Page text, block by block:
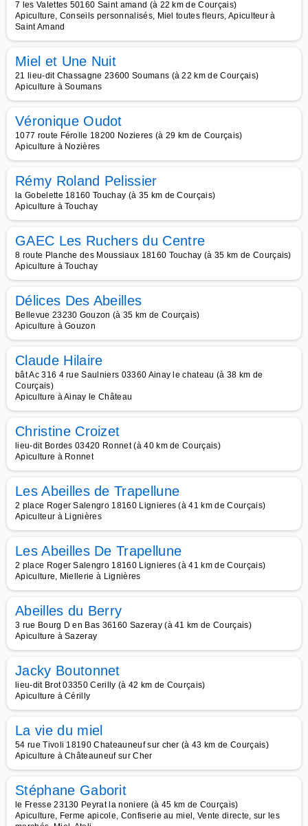
7 les Valettes 50160 Saint amand (à 22 km de Courçais)
Apiculture, Conseils personnalisés, Miel toutes fleurs, Apiculteur à
Saint Amand
Miel et Une Nuit
21 lieu-dit Chassagne 23600 Soumans (à 22 km de Courçais)
Apiculture à Soumans
Véronique Oudot
1077 route Férolle 18200 Nozieres (à 29 km de Courçais)
Apiculture à Nozières
Rémy Roland Pelissier
la Gobelette 18160 Touchay (à 35 km de Courçais)
Apiculture à Touchay
GAEC Les Ruchers du Centre
8 route Planche des Moussiaux 18160 Touchay (à 35 km de Courçais)
Apiculture à Touchay
Délices Des Abeilles
Bellevue 23230 Gouzon (à 35 km de Courçais)
Apiculture à Gouzon
Claude Hilaire
bât Ac 316 4 rue Saulniers 03360 Ainay le chateau (à 38 km de
Courçais)
Apiculture à Ainay le Château
Christine Croizet
lieu-dit Bordes 03420 Ronnet (à 40 km de Courçais)
Apiculture à Ronnet
Les Abeilles de Trapellune
2 place Roger Salengro 18160 Lignieres (à 41 km de Courçais)
Apiculteur à Lignières
Les Abeilles De Trapellune
2 place Roger Salengro 18160 Lignieres (à 41 km de Courçais)
Apiculture, Miellerie à Lignières
Abeilles du Berry
3 rue Bourg D en Bas 36160 Sazeray (à 41 km de Courçais)
Apiculture à Sazeray
Jacky Boutonnet
lieu-dit Brot 03350 Cerilly (à 42 km de Courçais)
Apiculture à Cérilly
La vie du miel
54 rue Tivoli 18190 Chateauneuf sur cher (à 43 km de Courçais)
Apiculture à Châteauneuf sur Cher
Stéphane Gaborit
le Fresse 23130 Peyrat la noniere (à 45 km de Courçais)
Apiculture, Ferme apicole, Confiserie au miel, Vente directe, sur les